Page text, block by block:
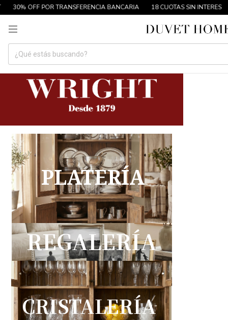
30% OFF POR TRANSFERENCIA BANCARIA 18 CUOTAS SIN INTERES
CRISTALERÍA
REGALERÍA
PLATERÍA